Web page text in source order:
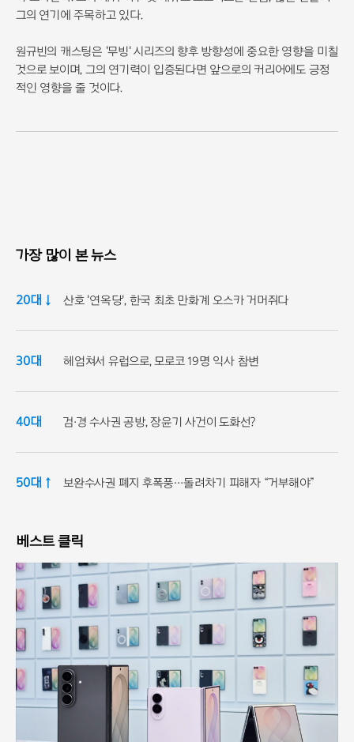
그의 연기에 주목하고 있다.
원규빈의 캐스팅은 '무빙' 시리즈의 향후 방향성에 중요한 영향을 미칠
것으로 보이며, 그의 연기력이 입증된다면 앞으로의 커리어에도 긍정
적인 영향을 줄 것이다.
가장 많이 본 뉴스
20대 ↓ 산호 '연옥당', 한국 최초 만화계 오스카 거머쥐다
30대 헤엄쳐서 유럽으로, 모로코 19명 익사 참변
40대 검·경 수사권 공방, 장윤기 사건이 도화선?
50대 ↑ 보완수사권 폐지 후폭풍…돌려차기 피해자 “거부해야”
베스트 클릭